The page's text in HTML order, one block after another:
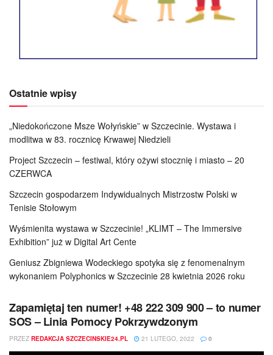
Ostatnie wpisy
„Niedokończone Msze Wołyńskie” w Szczecinie. Wystawa i
modlitwa w 83. rocznicę Krwawej Niedzieli
Project Szczecin – festiwal, który ożywi stocznię i miasto – 20
CZERWCA
Szczecin gospodarzem Indywidualnych Mistrzostw Polski w
Tenisie Stołowym
Wyśmienita wystawa w Szczecinie! „KLIMT – The Immersive
Exhibition” już w Digital Art Cente
Geniusz Zbigniewa Wodeckiego spotyka się z fenomenalnym
wykonaniem Polyphonics w Szczecinie 28 kwietnia 2026 roku
Zapamiętaj ten numer! +48 222 309 900 – to numer
SOS – Linia Pomocy Pokrzywdzonym
PRZEZ REDAKCJA SZCZECINSKIE24.PL 21 LUTEGO, 2022 0